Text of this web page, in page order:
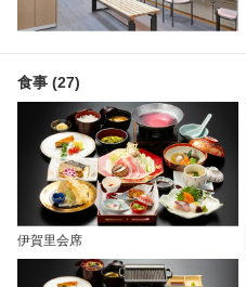
食事 (27)
伊賀里会席